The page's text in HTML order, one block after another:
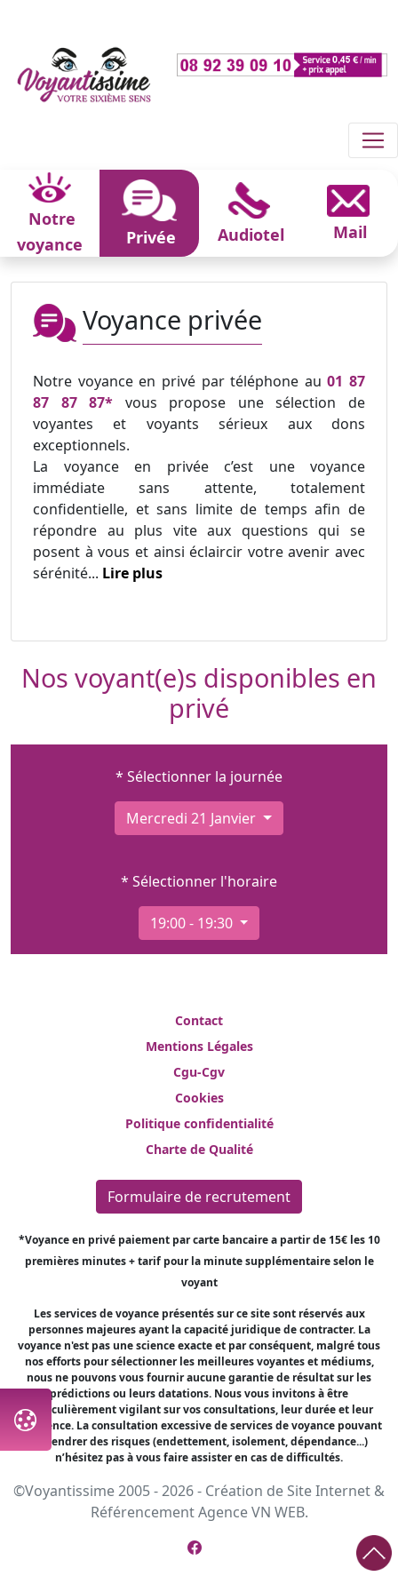
Notre
voyance
Privée Audiotel Mail
Voyance privée
Notre voyance en privé par téléphone au01 87
87 87 87* vous propose une sélection de
voyantes et voyants sérieux aux dons
exceptionnels.
La voyance en privée c’est une voyance
immédiate sans attente, totalement
confidentielle, et sans limite de temps afin de
répondre au plus vite aux questions qui se
posent à vous et ainsi éclaircir votre avenir avec
sérénité... Lire plus
Nos voyant(e)s disponibles en
privé
* Sélectionner la journée
Mercredi 21 Janvier
* Sélectionner l'horaire
19:00 - 19:30
Contact
Mentions Légales
Cgu-Cgv
Cookies
Politique confidentialité
Charte de Qualité
Formulaire de recrutement
*Voyance en privé paiement par carte bancaire a partir de 15€ les 10
premières minutes + tarif pour la minute supplémentaire selon le
voyant
Les services de voyance présentés sur ce site sont réservés aux
personnes majeures ayant la capacité juridique de contracter. La
voyance n'est pas une science exacte et par conséquent, malgré tous
nos efforts pour sélectionner les meilleures voyantes et médiums,
nous ne pouvons vous fournir aucune garantie de résultat sur les
prédictions ou leurs datations. Nous vous invitons à être
particulièrement vigilant sur vos consultations, leur durée et leur
fréquence. La consultation excessive de services de voyance pouvant
engendrer des risques (endettement, isolement, dépendance...)
n’hésitez pas à vous faire assister en cas de difficultés.
©Voyantissime 2005 - 2026 - Création de Site Internet &
RéférencementAgence VN WEB.